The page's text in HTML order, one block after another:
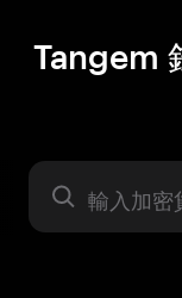
Tangem
資產